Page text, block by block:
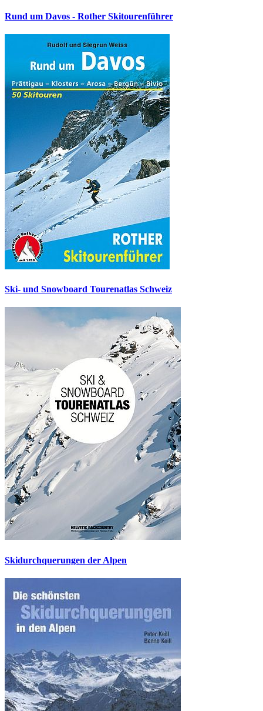
Rund um Davos - Rother Skitourenführer
Ski- und Snowboard Tourenatlas Schweiz
Skidurchquerungen der Alpen